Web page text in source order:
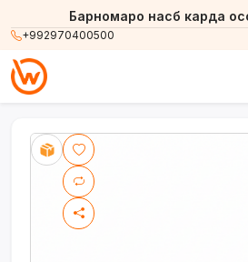
+992970400500
Барномаро насб карда